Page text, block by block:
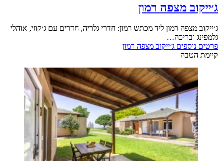
ג׳ייקוב מצפה רמון
ג׳ייקוב מצפה רמון ליד מכתש רמון: חדרי גלריה, חדרים עם ג׳קוזי, אוהלי
גלמפינג ובריכה…
פרטים נוספים ג׳ייקוב מצפה רמון
קיימת הטבה